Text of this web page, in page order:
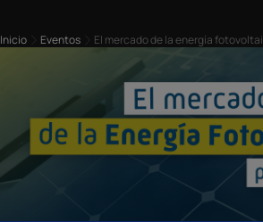
Inicio Eventos El mercado de la energía